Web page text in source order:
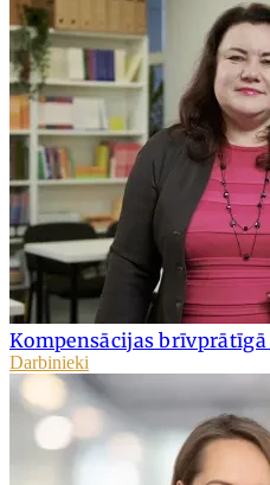
Kompensācijas brīvprātīgā
Darbinieki